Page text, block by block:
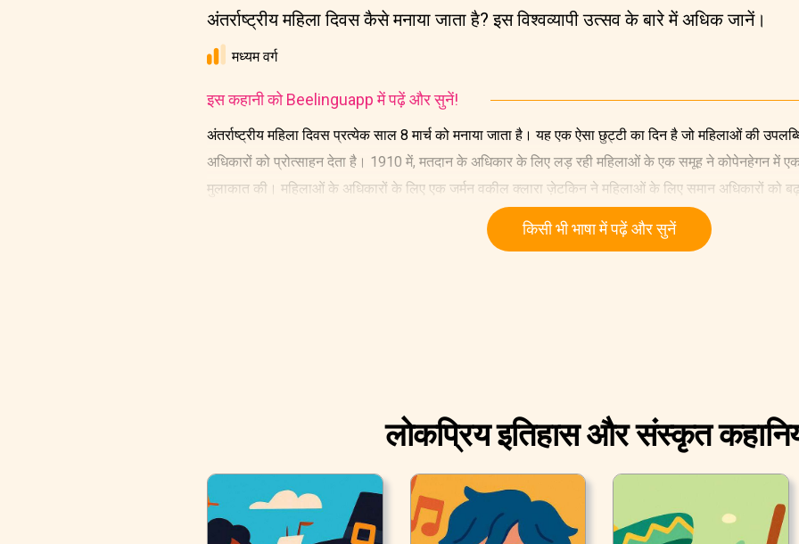
अंतर्राष्ट्रीय महिला दिवस कैसे मनाया जाता है? इस विश्‍वव्‍यापी उत्सव के बारे में अधिक जानें।
मध्यम वर्ग
इस कहानी को Beelinguapp में पढ़ें और सुनें!
अंतर्राष्ट्रीय महिला दिवस प्रत्येक साल 8 मार्च को मनाया जाता है। यह एक ऐसा छुट्टी का दिन है जो महिलाओं की
अधिकारों को प्रोत्साहन देता है। 1910 में, मतदान के अधिकार के लिए लड़ रही महिलाओं के एक समूह ने कोपेनहेगन में एक
मुलाकात की। महिलाओं के अधिकारों के लिए एक जर्मन वकील क्लारा ज़ेटकिन ने महिलाओं के लिए समान अधिकारों को
किसी भी भाषा में पढ़ें और सुनें
लोकप्रिय इतिहास और संस्कृत